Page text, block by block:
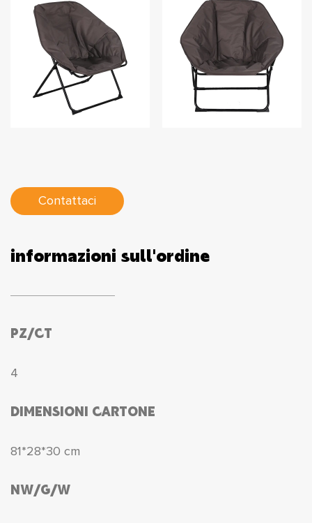
Contattaci
informazioni sull'ordine
PZ/CT
4
DIMENSIONI CARTONE
81*28*30 cm
NW/G/W